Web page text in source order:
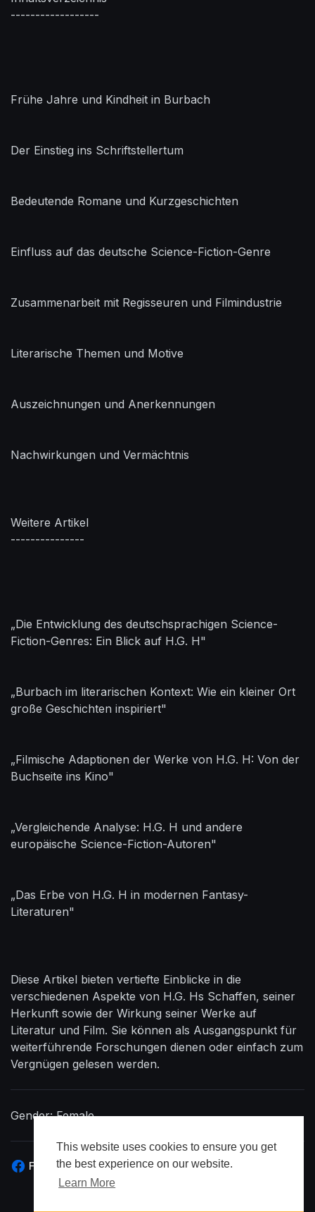
This website uses cookies to ensure you get
the best experience on our website.
Learn More
------------------
Frühe Jahre und Kindheit in Burbach
Der Einstieg ins Schriftstellertum
Bedeutende Romane und Kurzgeschichten
Einfluss auf das deutsche Science-Fiction-Genre
Zusammenarbeit mit Regisseuren und Filmindustrie
Literarische Themen und Motive
Auszeichnungen und Anerkennungen
Nachwirkungen und Vermächtnis
Weitere Artikel
---------------
„Die Entwicklung des deutschsprachigen Science-
Fiction-Genres: Ein Blick auf H.G. H"
„Burbach im literarischen Kontext: Wie ein kleiner Ort
große Geschichten inspiriert"
„Filmische Adaptionen der Werke von H.G. H: Von der
Buchseite ins Kino"
„Vergleichende Analyse: H.G. H und andere
europäische Science-Fiction-Autoren"
„Das Erbe von H.G. H in modernen Fantasy-
Literaturen"
Diese Artikel bieten vertiefte Einblicke in die
verschiedenen Aspekte von H.G. Hs Schaffen, seiner
Herkunft sowie der Wirkung seiner Werke auf
Literatur und Film. Sie können als Ausgangspunkt für
weiterführende Forschungen dienen oder einfach zum
Vergnügen gelesen werden.
Gender: Female
Facebook